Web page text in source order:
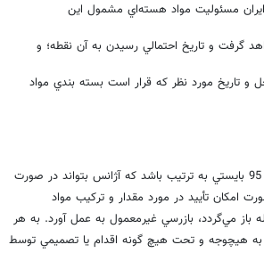
مسئوليت مواد هسته‌اي مشمول اين
گرفت و تاريخ احتمالي رسيدن به آن نقطه؛ و
و تاريخ مورد نظر كه قرار است بسته بندي مواد
اعلاميه اشاره شده در ماده 95 بايستي به ترتيب باشد كه آژانس بتواند در صورت
امكان تأييد در مورد مقدار و تركيب مواد
مي‌گردد، بازرسي غيرمعمول به عمل آورد. به هر
به هيچوجه و تحت هيچ گونه اقدام يا تصميمي توسط